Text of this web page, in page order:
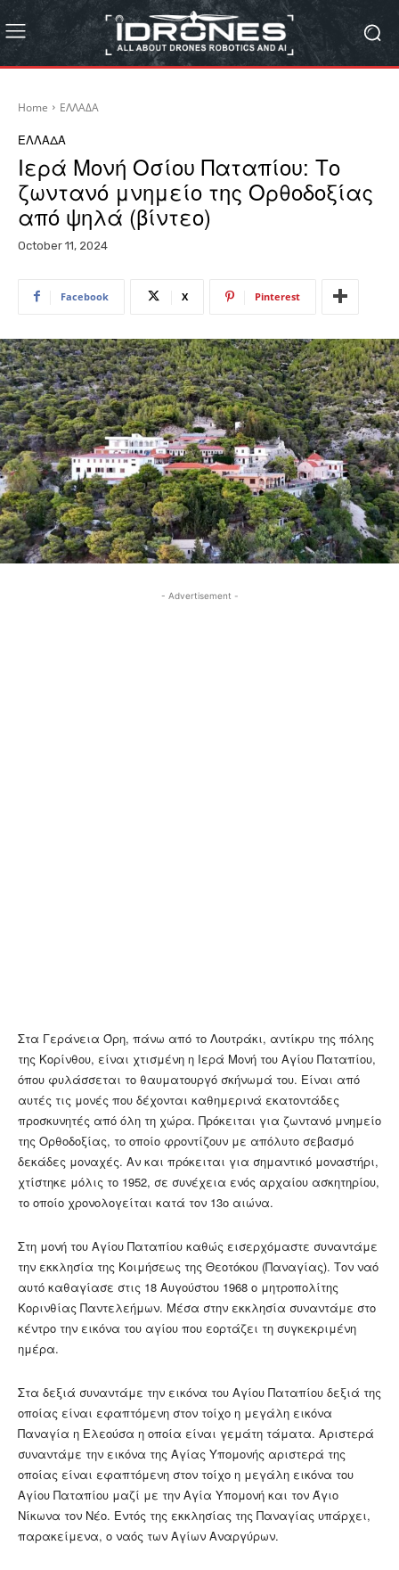
Home ΕΛΛΑΔΑ
ΕΛΛΑΔΑ
Ιερά Μονή Οσίου Παταπίου: Το
ζωντανό μνημείο της Ορθοδοξίας
από ψηλά (βίντεο)
October 11, 2024
Facebook X Pinterest
- Advertisement -
Στα Γεράνεια Όρη, πάνω από το Λουτράκι, αντίκρυ της πόλης
της Κορίνθου, είναι χτισμένη η Ιερά Μονή του Αγίου Παταπίου,
όπου φυλάσσεται το θαυματουργό σκήνωμά του. Είναι από
αυτές τις μονές που δέχονται καθημερινά εκατοντάδες
προσκυνητές από όλη τη χώρα. Πρόκειται για ζωντανό μνημείο
της Ορθοδοξίας, το οποίο φροντίζουν με απόλυτο σεβασμό
δεκάδες μοναχές. Αν και πρόκειται για σημαντικό μοναστήρι,
χτίστηκε μόλις το 1952, σε συνέχεια ενός αρχαίου ασκητηρίου,
το οποίο χρονολογείται κατά τον 13ο αιώνα.
Στη μονή του Αγίου Παταπίου καθώς εισερχόμαστε συναντάμε
την εκκλησία της Κοιμήσεως της Θεοτόκου (Παναγίας). Τον ναό
αυτό καθαγίασε στις 18 Αυγούστου 1968 ο μητροπολίτης
Κορινθίας Παντελεήμων. Μέσα στην εκκλησία συναντάμε στο
κέντρο την εικόνα του αγίου που εορτάζει τη συγκεκριμένη
ημέρα.
Στα δεξιά συναντάμε την εικόνα του Αγίου Παταπίου δεξιά της
οποίας είναι εφαπτόμενη στον τοίχο η μεγάλη εικόνα
Παναγία η Ελεούσα η οποία είναι γεμάτη τάματα. Αριστερά
συναντάμε την εικόνα της Αγίας Υπομονής αριστερά της
οποίας είναι εφαπτόμενη στον τοίχο η μεγάλη εικόνα του
Αγίου Παταπίου μαζί με την Αγία Υπομονή και τον Άγιο
Νίκωνα τον Νέο. Εντός της εκκλησίας της Παναγίας υπάρχει,
παρακείμενα, ο ναός των Αγίων Αναργύρων.